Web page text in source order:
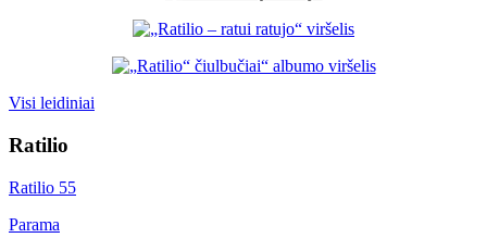
Visi leidiniai
Ratilio
Ratilio 55
Parama